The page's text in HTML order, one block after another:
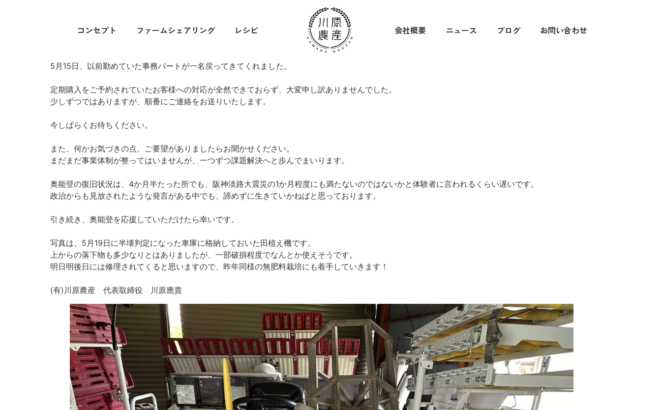
コンセプト ファームシェアリング レシピ 会社概要 ニュース ブログ お問い合わせ
5月15日、以前勤めていた事務パートが一名戻ってきてくれました。
定期購入をご予約されていたお客様への対応が全然できておらず、大変申し訳ありませんでした。
少しずつではありますが、順番にご連絡をお送りいたします。
今しばらくお待ちください。
また、何かお気づきの点、ご要望がありましたらお聞かせください。
まだまだ事業体制が整ってはいませんが、一つずつ課題解決へと歩んでまいります。
奥能登の復旧状況は、4か月半たった所でも、阪神淡路大震災の1か月程度にも満たないのではないかと体験者に言われるくらい遅いです。
政治からも見放されたような発言がある中でも、諦めずに生きていかねばと思っております。
引き続き、奥能登を応援していただけたら幸いです。
写真は、5月19日に半壊判定になった車庫に格納しておいた田植え機です。
上からの落下物も多少なりとはありましたが、一部破損程度でなんとか使えそうです。
明日明後日には修理されてくると思いますので、昨年同様の無肥料栽培にも着手していきます！
(有)川原農産 代表取締役 川原應貴